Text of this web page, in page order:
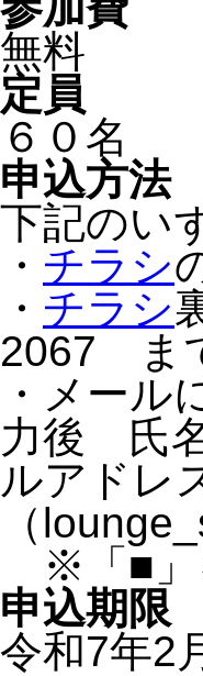
無料
定員
６０名
申込方法
下記のい
・ チラシ
・ チラシ
2067 ま
・メール
力後 氏
ルアドレ
（
※「■」
申込期限
令和7年2